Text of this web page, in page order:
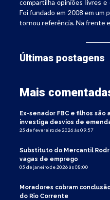
compartilha opiniões livres
Foi fundado em 2008 em um
tornou referência. Na frente
Últimas postagens
Mais
Ex-senador FBC e filhos são
investiga desvios de
25 de fevereiro de 2026 às 09:57
Substituto do Mercantil
vagas de emprego
05 de janeiro de 2026 às 08:00
Moradores cobram
do Rio Corrente